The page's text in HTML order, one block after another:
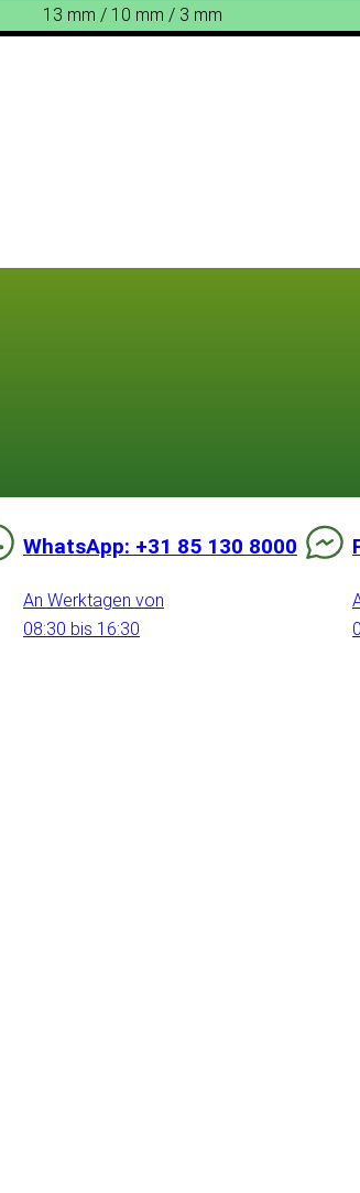
13 mm / 10 mm / 3 mm
WhatsApp: +31 85 130 8000
An Werktagen von
08:30 bis 16:30